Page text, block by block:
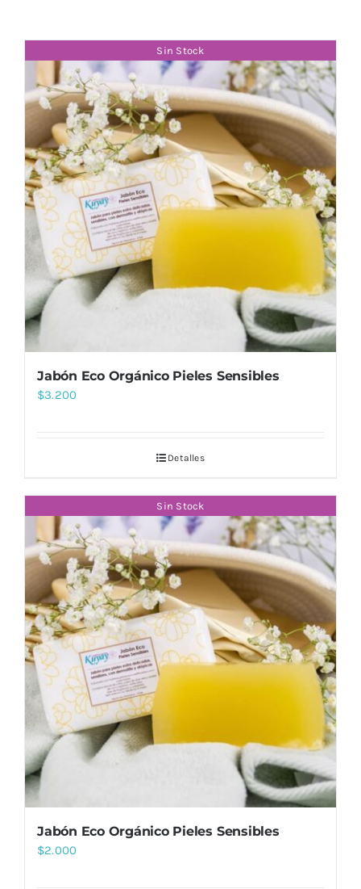
Sin Stock
Jabón Eco Orgánico Pieles Sensibles
$3.200
Detalles
Sin Stock
Jabón Eco Orgánico Pieles Sensibles
$2.000